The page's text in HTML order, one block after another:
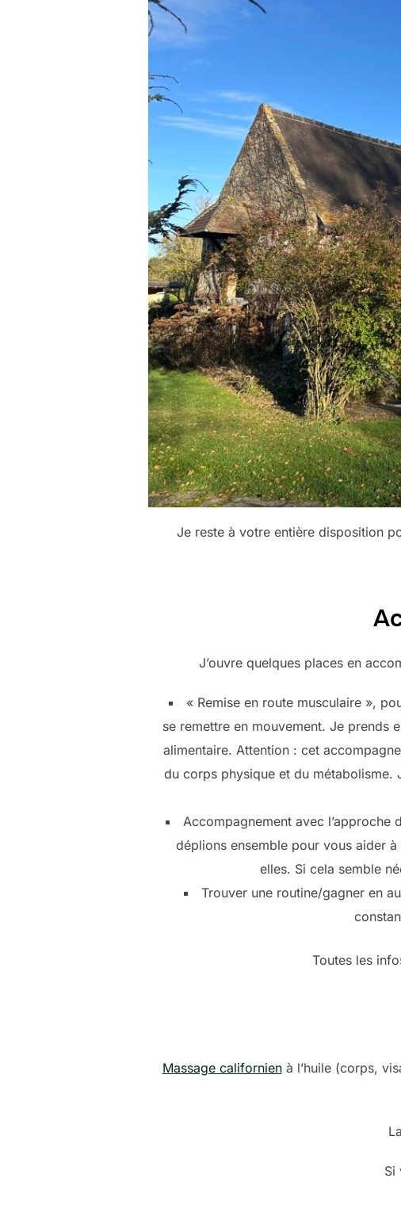
Je reste à votre entière disposition
J’ouvre quelques places en
« Remise en route musculaire »,
se remettre en mouvement. Je prends
alimentaire. Attention : cet
du corps physique et du métabolisme.
Accompagnement avec l’approche
déplions ensemble pour vous aider
elles. Si cela semble
Trouver une routine/gagner en
Toutes les
Massage californienà l’huile (corps,
La
Si